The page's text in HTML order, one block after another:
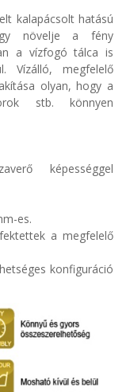
kalapácsolt hatású
növelje a fény
a vízfogó tálca is
Vízálló, megfelelő
olyan, hogy a
stb. könnyen
képességgel
es.
a megfelelő
konfiguráció